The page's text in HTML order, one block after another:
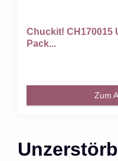
Chuckit! CH170015
Pack...
Zum